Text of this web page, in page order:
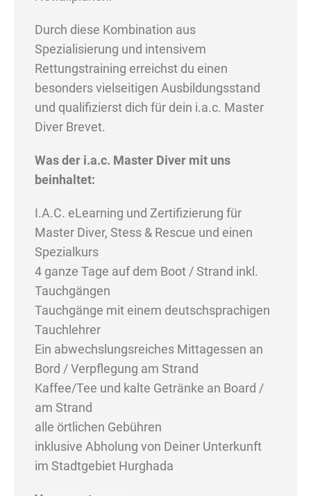
Durch diese Kombination aus
Spezialisierung und intensivem
Rettungstraining erreichst du einen
besonders vielseitigen Ausbildungsstand
und qualifizierst dich für dein i.a.c. Master
Diver Brevet.
Was der i.a.c. Master Diver mit uns
beinhaltet:
I.A.C. eLearning und Zertifizierung für
Master Diver, Stess & Rescue und einen
Spezialkurs
4 ganze Tage auf dem Boot / Strand inkl.
Tauchgängen
Tauchgänge mit einem deutschsprachigen
Tauchlehrer
Ein abwechslungsreiches Mittagessen an
Bord / Verpflegung am Strand
Kaffee/Tee und kalte Getränke an Board /
am Strand
alle örtlichen Gebühren
inklusive Abholung von Deiner Unterkunft
im Stadtgebiet Hurghada